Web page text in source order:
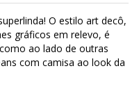
O estilo art decô,
gráficos em relevo, é
ao lado de outras
com camisa ao look da